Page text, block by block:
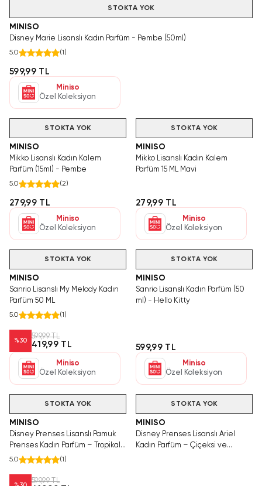
STOKTA YOK
MINISO
Disney Marie Lisanslı Kadın Parfüm - Pembe (50ml)
5.0 (1 )
599,99 TL
Miniso
Özel Koleksiyon
STOKTA YOK
MINISO
Mikko Lisanslı Kadın Kalem
Parfüm (15ml) - Pembe
5.0 (2)
279,99 TL
Miniso
Özel Koleksiyon
STOKTA YOK
MINISO
Mikko Lisanslı Kadın Kalem
Parfüm 15 ML Mavi
279,99 TL
Miniso
Özel Koleksiyon
STOKTA YOK
MINISO
Sanrio Lisanslı My Melody Kadın
Parfüm 50 ML
5.0 (1 )
%30
599,99 TL
419,99 TL
Miniso
Özel Koleksiyon
STOKTA YOK
MINISO
Sanrio Lisanslı Kadın Parfüm (50
ml) - Hello Kitty
599,99 TL
Miniso
Özel Koleksiyon
STOKTA YOK
MINISO
Disney Prenses Lisanslı Pamuk
Prenses Kadın Parfüm – Tropikal
Meyve ve Çiçeksi Koku 60 Ml 16.1
5.0 (1 )
599,99 TL
STOKTA YOK
MINISO
Disney Prenses Lisanslı Ariel
Kadın Parfüm – Çiçeksi ve